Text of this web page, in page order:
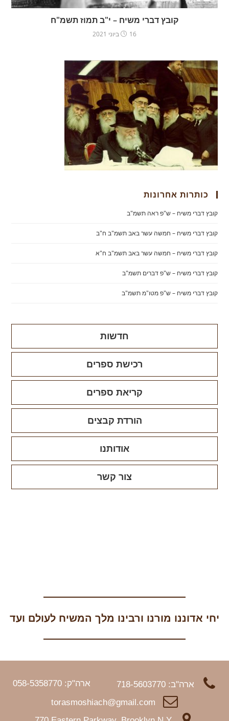
קובץ דברי משיח – י"ב תמוז תשמ"ח
16 ביוני 2021
כותרות אחרונות
קובץ דברי משיח – ש"פ ראה תשמ"ב
קובץ דברי משיח – חמשה עשר באב תשמ"ב ח"ב
קובץ דברי משיח – חמשה עשר באב תשמ"ב ח"א
קובץ דברי משיח – ש"פ דברים תשמ"ב
קובץ דברי משיח – ש"פ מטו"מ תשמ"ב
חדשות
רכישת ספרים
קריאת ספרים
הורדת קבצים
אודותנו
צור קשר
יחי אדוננו מורנו ורבינו מלך המשיח לעולם ועד
ארה"ב: 718-5603770
ארה"ק: 058-5358770
torasmoshiach@gmail.com